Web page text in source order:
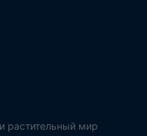
растительный мир